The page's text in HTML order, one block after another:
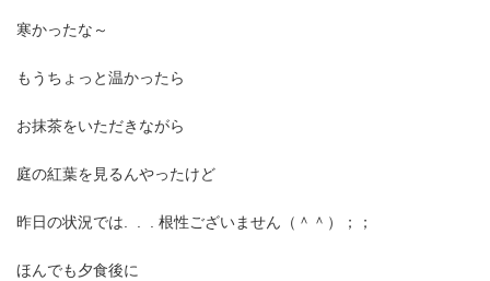
寒かったな～
もうちょっと温かったら
お抹茶をいただきながら
庭の紅葉を見るんやったけど
昨日の状況では. . . 根性ございません（＾＾）；；
ほんでも夕食後に